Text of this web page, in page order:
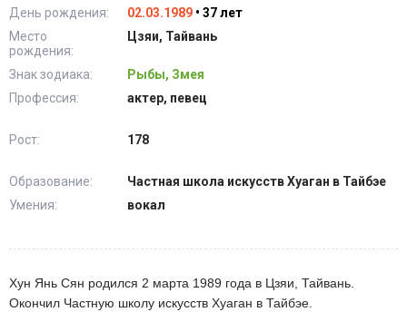
День рождения:
02.03.1989 • 37 лет
Место
рождения:
Цзяи, Тайвань
Знак зодиака:
Рыбы, Змея
Профессия:
актер, певец
Рост: 178
Образование:
Частная школа искусств Хуаган в Тайбэе
Умения:
вокал
Хун Янь Сян родился 2 марта 1989 года в Цзяи, Тайвань.
Окончил Частную школу искусств Хуаган в Тайбэе.